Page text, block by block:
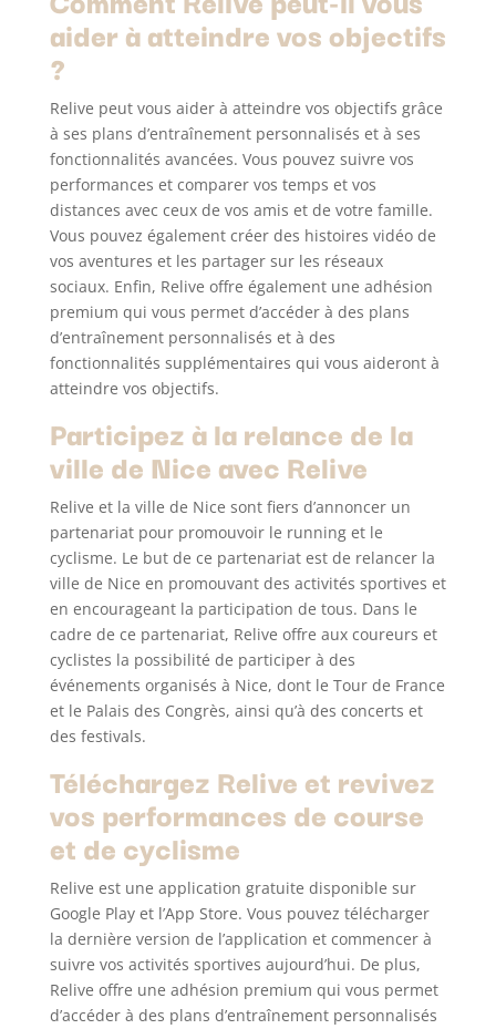
aider à atteindre vos objectifs
?
Relive peut vous aider à atteindre vos objectifs grâce
à ses plans d’entraînement personnalisés et à ses
fonctionnalités avancées. Vous pouvez suivre vos
performances et comparer vos temps et vos
distances avec ceux de vos amis et de votre famille.
Vous pouvez également créer des histoires vidéo de
vos aventures et les partager sur les réseaux
sociaux. Enfin, Relive offre également une adhésion
premium qui vous permet d’accéder à des plans
d’entraînement personnalisés et à des
fonctionnalités supplémentaires qui vous aideront à
atteindre vos objectifs.
Participez à la relance de la
ville de Nice avec Relive
Relive et la ville de Nice sont fiers d’annoncer un
partenariat pour promouvoir le running et le
cyclisme. Le but de ce partenariat est de relancer la
ville de Nice en promouvant des activités sportives et
en encourageant la participation de tous. Dans le
cadre de ce partenariat, Relive offre aux coureurs et
cyclistes la possibilité de participer à des
événements organisés à Nice, dont le Tour de France
et le Palais des Congrès, ainsi qu’à des concerts et
des festivals.
Téléchargez Relive et revivez
vos performances de course
et de cyclisme
Relive est une application gratuite disponible sur
Google Play et l’App Store. Vous pouvez télécharger
la dernière version de l’application et commencer à
suivre vos activités sportives aujourd’hui. De plus,
Relive offre une adhésion premium qui vous permet
d’accéder à des plans d’entraînement personnalisés